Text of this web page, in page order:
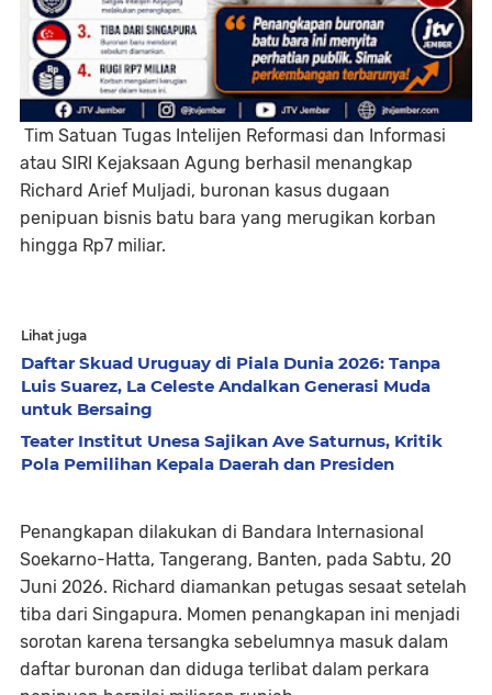
Tim Satuan Tugas Intelijen Reformasi dan Informasi
atau SIRI Kejaksaan Agung berhasil menangkap
Richard Arief Muljadi, buronan kasus dugaan
penipuan bisnis batu bara yang merugikan korban
hingga Rp7 miliar.
Lihat juga
Daftar Skuad Uruguay di Piala Dunia 2026: Tanpa
Luis Suarez, La Celeste Andalkan Generasi Muda
untuk Bersaing
Teater Institut Unesa Sajikan Ave Saturnus, Kritik
Pola Pemilihan Kepala Daerah dan Presiden
Penangkapan dilakukan di Bandara Internasional
Soekarno-Hatta, Tangerang, Banten, pada Sabtu, 20
Juni 2026. Richard diamankan petugas sesaat setelah
tiba dari Singapura. Momen penangkapan ini menjadi
sorotan karena tersangka sebelumnya masuk dalam
daftar buronan dan diduga terlibat dalam perkara